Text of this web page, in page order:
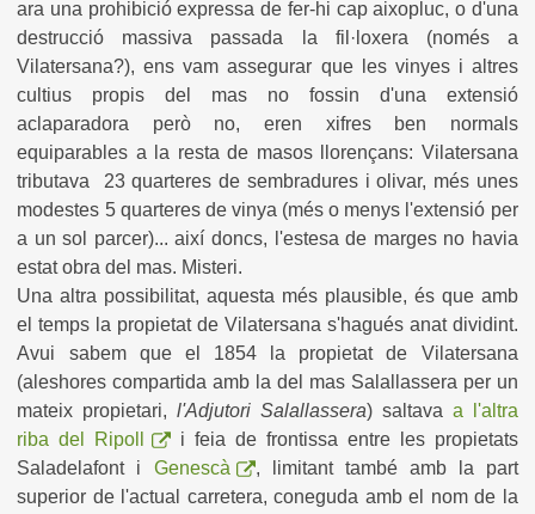
ara una prohibició expressa de fer-hi cap aixopluc, o d'una
destrucció massiva passada la fil·loxera (només a
Vilatersana?), ens vam assegurar que les vinyes i altres
cultius propis del mas no fossin d'una extensió
aclaparadora però no, eren xifres ben normals
equiparables a la resta de masos llorençans: Vilatersana
tributava 23 quarteres de sembradures i olivar, més unes
modestes 5 quarteres de vinya (més o menys l'extensió per
a un sol parcer)... així doncs, l'estesa de marges no havia
estat obra del mas. Misteri.
Una altra possibilitat, aquesta més plausible, és que amb
el temps la propietat de Vilatersana s'hagués anat dividint.
Avui sabem que el 1854 la propietat de Vilatersana
(aleshores compartida amb la del mas Salallassera per un
mateix propietari,l'Adjutori Salallassera) saltava a l'altra
riba del Ripoll
i feia de frontissa entre les propietats
Saladelafont i Genescà
, limitant també amb la part
superior de l'actual carretera, coneguda amb el nom de la